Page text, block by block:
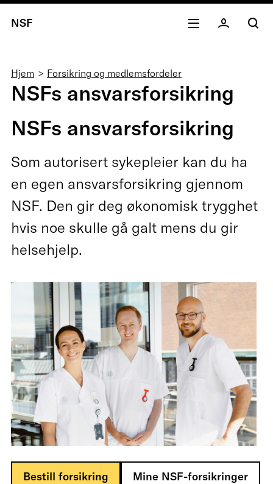
NSF
Navigasjonssti
Hjem Forsikring og medlemsfordeler
NSFs ansvarsforsikring
NSFs ansvarsforsikring
Som autorisert sykepleier kan du ha
en egen ansvarsforsikring gjennom
NSF. Den gir deg økonomisk trygghet
hvis noe skulle gå galt mens du gir
helsehjelp.
Bestill forsikring Mine NSF-forsikringer